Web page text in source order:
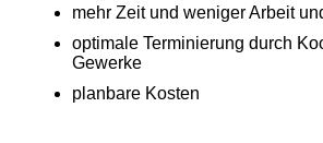
mehr Zeit und weniger Arbeit
optimale Terminierung durch
Gewerke
planbare Kosten